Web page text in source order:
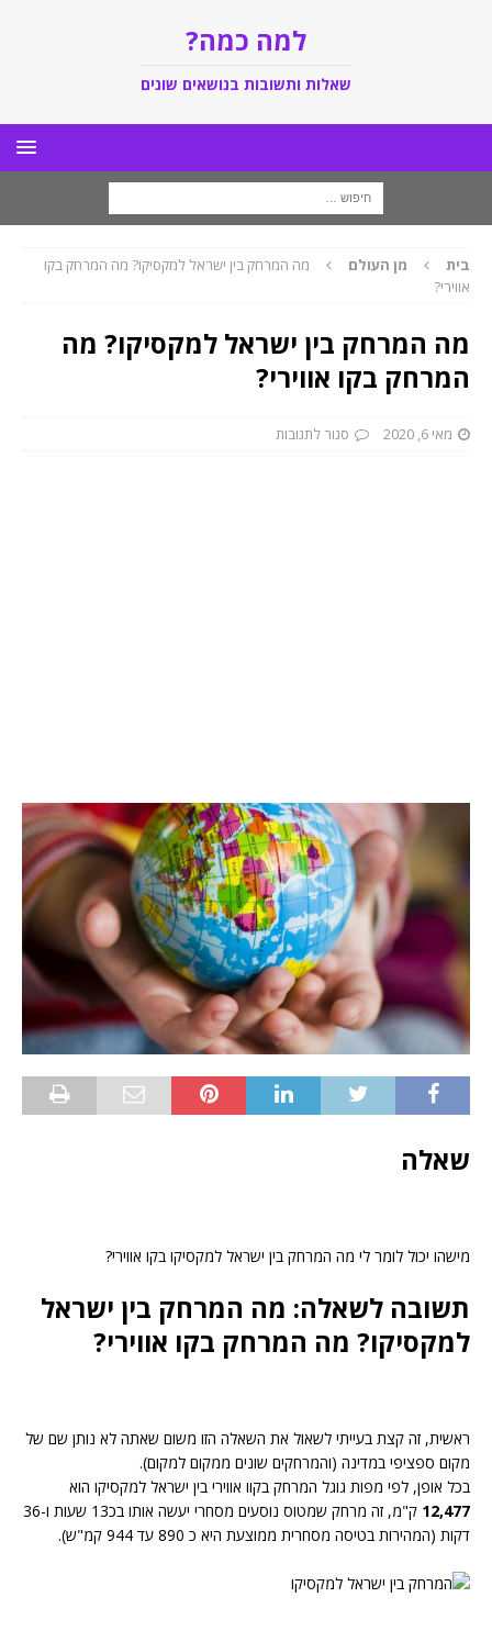
למה כמה?
שאלות ותשובות בנושאים שונים
בית מן העולם
מה המרחק בין ישראל למקסיקו? מה המרחק בקו
אווירי?
מה המרחק בין ישראל למקסיקו? מה
המרחק בקו אווירי?
מאי 6, 2020 סגור לתגובות
שאלה
מישהו יכול לומר לי מה המרחק בין ישראל למקסיקו בקו אווירי?
תשובה לשאלה: מה המרחק בין ישראל
למקסיקו? מה המרחק בקו אווירי?
ראשית, זה קצת בעייתי לשאול את השאלה הזו משום שאתה לא נותן שם של
מקום ספציפי במדינה (והמרחקים שונים ממקום למקום).
בכל אופן, לפי מפות גוגל המרחק בקוו אווירי בין ישראל למקסיקו הוא
12,477
ק"מ, זה מרחק שמטוס נוסעים מסחרי יעשה אותו בכ13 שעות ו-36
דקות (המהירות בטיסה מסחרית ממוצעת היא כ 890 עד 944 קמ"ש).